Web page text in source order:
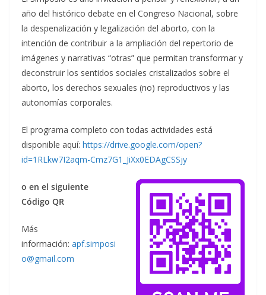
año del histórico debate en el Congreso Nacional, sobre
la despenalización y legalización del aborto, con la
intención de contribuir a la ampliación del repertorio de
imágenes y narrativas “otras” que permitan transformar y
deconstruir los sentidos sociales cristalizados sobre el
aborto, los derechos sexuales (no) reproductivos y las
autonomías corporales.
El programa completo con todas actividades está
disponible aquí: https://drive.google.com/open?
id=1RLkw7I2aqm-Cmz7G1_JiXx0EDAgCSSjy
o en el siguiente
Código QR
Más
información: apf.simposi
o@gmail.com